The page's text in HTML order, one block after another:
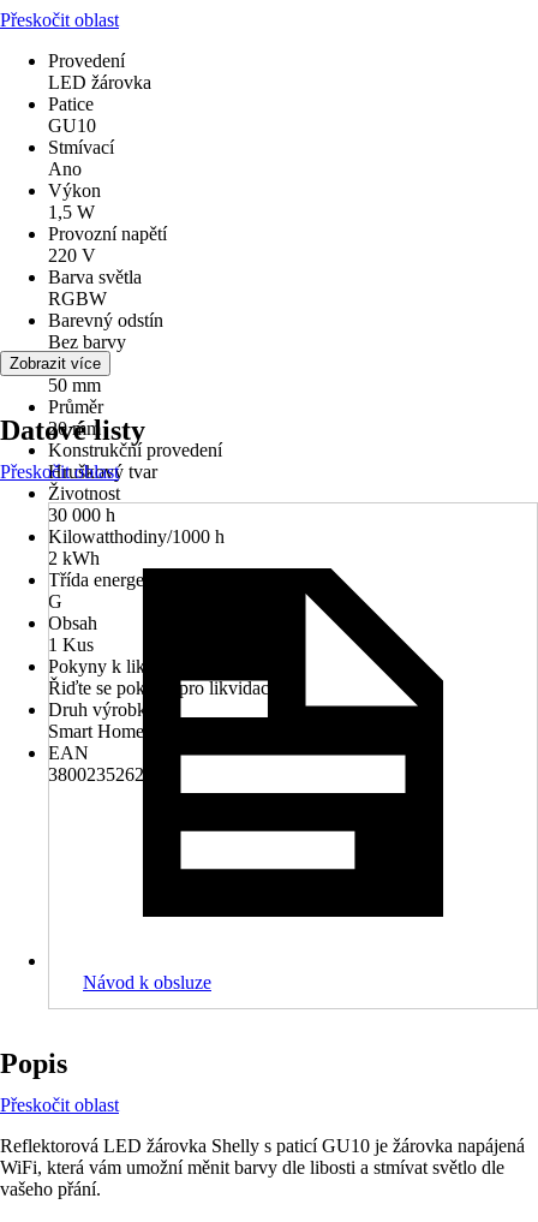
Přeskočit oblast
Provedení
LED žárovka
Patice
GU10
Stmívací
Ano
Výkon
1,5 W
Provozní napětí
220 V
Barva světla
RGBW
Barevný odstín
Bez barvy
Délka
50 mm
Průměr
20 mm
Konstrukční provedení
Hruškový tvar
Životnost
30 000 h
Kilowatthodiny/1000 h
2 kWh
Třída energetické náročnosti
G
Obsah
1 Kus
Pokyny k likvidaci
Řiďte se pokyny pro likvidaci
Druh výrobku
Smart Home Set
EAN
3800235262313
Zobrazit více
Datové listy
Přeskočit oblast
Návod k obsluze
Popis
Přeskočit oblast
Reflektorová LED žárovka Shelly s paticí GU10 je žárovka napájená
WiFi, která vám umožní měnit barvy dle libosti a stmívat světlo dle
vašeho přání.